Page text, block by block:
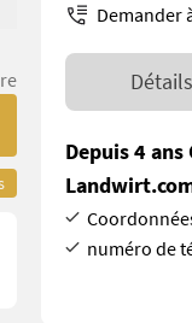
Demander
Depuis 4
numéro de